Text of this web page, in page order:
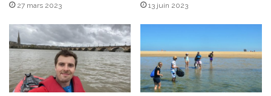
27 mars 2023 13 juin 2023